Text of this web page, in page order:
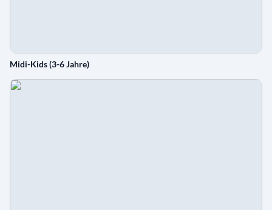
Midi-Kids (3-6 Jahre)